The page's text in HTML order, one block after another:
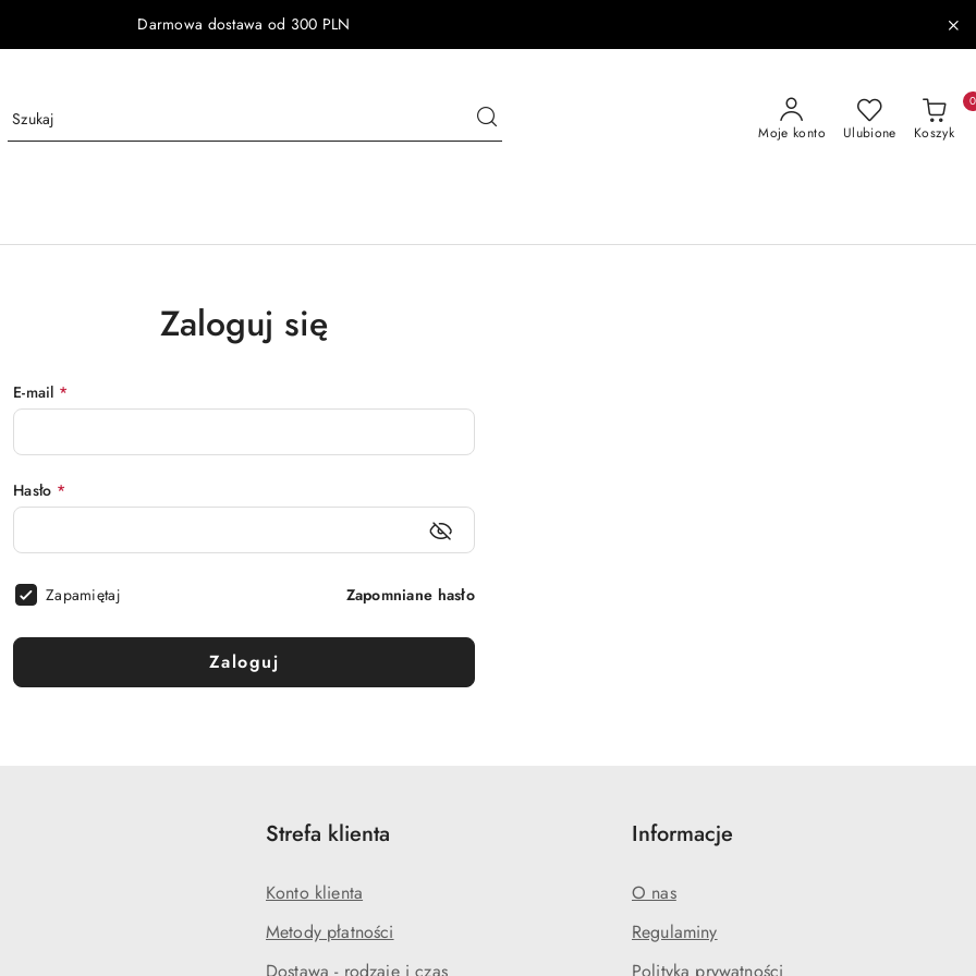
Darmowa dostawa od 300 PLN
Moje konto Ulubione Koszyk
0
Zaloguj się
E-mail *
Hasło *
Zapamiętaj Zapomniane hasło
Zaloguj
Strefa klienta
Konto klienta
Metody płatności
Informacje
O nas
Regulaminy